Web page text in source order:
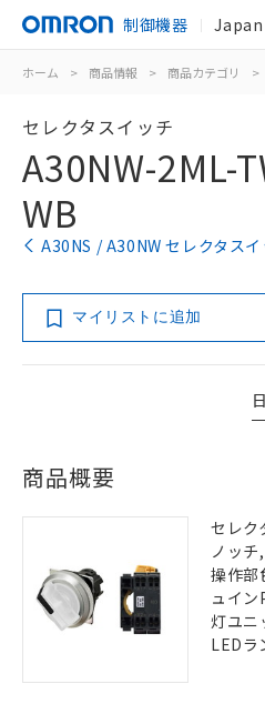
制御機器 Japan
ホーム > 商品情報 > 商品カテゴリ >
セレクタスイッチ
A30NW-2ML-
WB
A30NS / A30NW セレクタス
マイリストに追加
商品概要
セレク
ノッ
操作部
ュイ
灯ユニ
LEDラ